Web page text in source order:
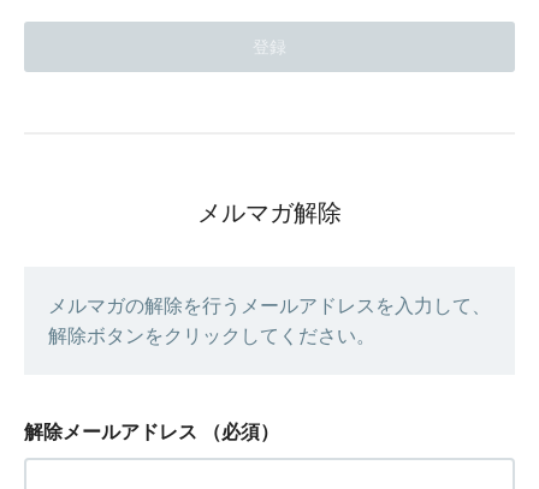
メルマガ解除
メルマガの解除を行うメールアドレスを入力して、
解除ボタンをクリックしてください。
解除メールアドレス （必須）